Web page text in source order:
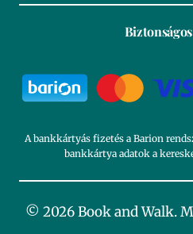
A bankkártyás fizetés a Barion
bankkártya adatok a
© 2026 Book and Walk.